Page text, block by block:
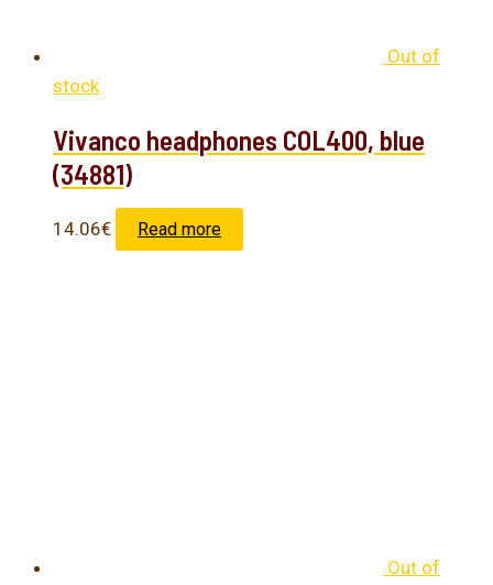
Out of
stock
Vivanco headphones COL400, blue
(34881)
14.06€ Read more
Out of